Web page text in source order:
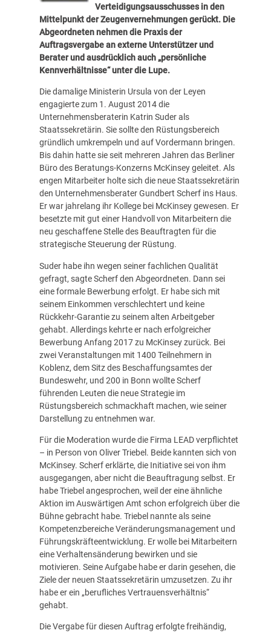
Verteidigungsausschusses in den
Mittelpunkt der Zeugenvernehmungen gerückt. Die
Abgeordneten nehmen die Praxis der
Auftragsvergabe an externe Unterstützer und
Berater und ausdrücklich auch „persönliche
Kennverhältnisse“ unter die Lupe.
Die damalige Ministerin Ursula von der Leyen
engagierte zum 1. August 2014 die
Unternehmensberaterin Katrin Suder als
Staatssekretärin. Sie sollte den Rüstungsbereich
gründlich umkrempeln und auf Vordermann bringen.
Bis dahin hatte sie seit mehreren Jahren das Berliner
Büro des Beratungs-Konzerns McKinsey geleitet. Als
engen Mitarbeiter holte sich die neue Staatssekretärin
den Unternehmensberater Gundbert Scherf ins Haus.
Er war jahrelang ihr Kollege bei McKinsey gewesen. Er
besetzte mit gut einer Handvoll von Mitarbeitern die
neu geschaffene Stelle des Beauftragten für die
strategische Steuerung der Rüstung.
Suder habe ihn wegen seiner fachlichen Qualität
gefragt, sagte Scherf den Abgeordneten. Dann sei
eine formale Bewerbung erfolgt. Er habe sich mit
seinem Einkommen verschlechtert und keine
Rückkehr-Garantie zu seinem alten Arbeitgeber
gehabt. Allerdings kehrte er nach erfolgreicher
Bewerbung Anfang 2017 zu McKinsey zurück. Bei
zwei Veranstaltungen mit 1400 Teilnehmern in
Koblenz, dem Sitz des Beschaffungsamtes der
Bundeswehr, und 200 in Bonn wollte Scherf
führenden Leuten die neue Strategie im
Rüstungsbereich schmackhaft machen, wie seiner
Darstellung zu entnehmen war.
Für die Moderation wurde die Firma LEAD verpflichtet
– in Person von Oliver Triebel. Beide kannten sich von
McKinsey. Scherf erklärte, die Initiative sei von ihm
ausgegangen, aber nicht die Beauftragung selbst. Er
habe Triebel angesprochen, weil der eine ähnliche
Aktion im Auswärtigen Amt schon erfolgreich über die
Bühne gebracht habe. Triebel nannte als seine
Kompetenzbereiche Veränderungsmanagement und
Führungskräfteentwicklung. Er wolle bei Mitarbeitern
eine Verhaltensänderung bewirken und sie
motivieren. Seine Aufgabe habe er darin gesehen, die
Ziele der neuen Staatssekretärin umzusetzen. Zu ihr
habe er ein „berufliches Vertrauensverhältnis“
gehabt.
Die Vergabe für diesen Auftrag erfolgte freihändig,